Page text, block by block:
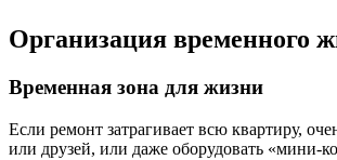
Организация временного
Временная зона для жизни
Если ремонт затрагивает всю квартиру,
или друзей, или даже оборудовать «мини-